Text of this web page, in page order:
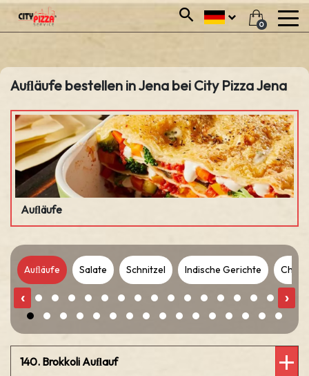
0
Auﬂäufe bestellen in Jena bei City Pizza Jena
Auﬂäufe
Auﬂäufe Salate Schnitzel Indische Gerichte
‹ ›
140. Brokkoli Auﬂauf